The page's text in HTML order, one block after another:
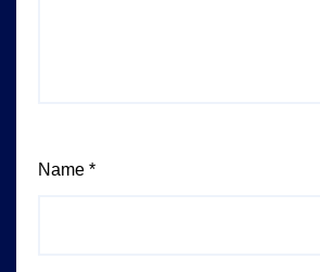
Name *